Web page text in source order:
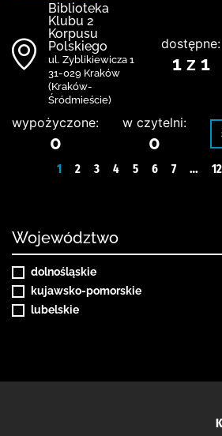
Biblioteka
Klubu 2
Korpusu
Polskiego
ul. Zyblikiewicza 1
31-029 Kraków
(Kraków-
Śródmieście)
dostępne:
1 z 1
wypożyczone:
0
w czytelni:
0
1 2 3 4 5 6 7 … 12
Województwo
dolnośląskie
kujawsko-pomorskie
lubelskie